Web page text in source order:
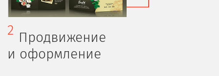
2 Продвижение
и оформление